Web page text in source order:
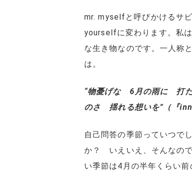
mr. myselfと呼びかけるサ
yourselfに変わります。私
な生き物なのです。一人称
は。
“物憂げな 6月の雨に 打
のさ 揺れる想いを”（『
自己問答の季節っていつで
か？ いえいえ、そんなの
い季節は4月の半年くらい